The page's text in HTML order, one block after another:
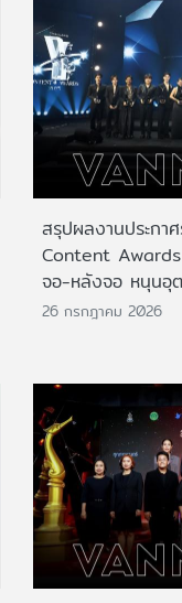
สรุปผลงานประกา
Content Awards
จอ-หลังจอ หนุนอุ
26 กรกฎาคม 2026